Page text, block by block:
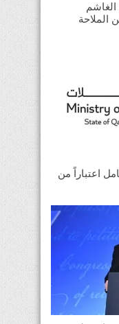
الغاشم
الملاحة
اعتباراً من